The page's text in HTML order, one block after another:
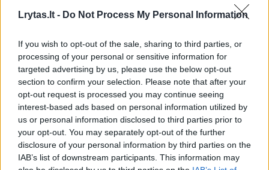
Lrytas.lt - Do Not Process My Personal Information
If you wish to opt-out of the sale, sharing to third parties, or
processing of your personal or sensitive information for
targeted advertising by us, please use the below opt-out
section to confirm your selection. Please note that after your
opt-out request is processed you may continue seeing
interest-based ads based on personal information utilized by
us or personal information disclosed to third parties prior to
your opt-out. You may separately opt-out of the further
disclosure of your personal information by third parties on the
IAB’s list of downstream participants. This information may
Žiūrimiausi įrašai
00:00:30
Vaizdai iš tragiškos avarijos Vilniaus r.: dviejų moterų ir
vaiko gyvybių išgelbėti nepavyko